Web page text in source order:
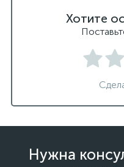
Хотите
Нужна